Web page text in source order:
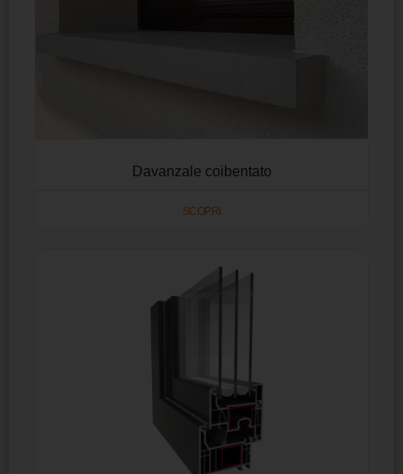
Davanzale coibentato
SCOPRI